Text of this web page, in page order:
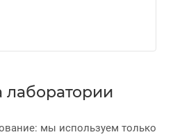
мы используем только